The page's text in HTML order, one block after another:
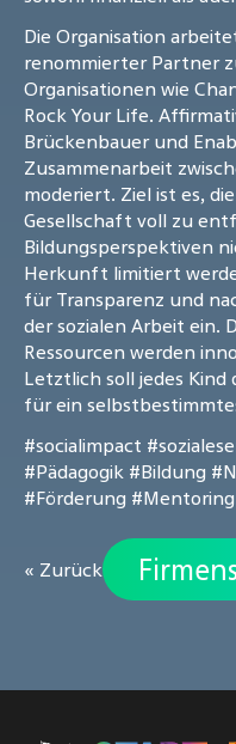
Die Organisation
renommierter Partner
Organisationen wie
Rock Your Life.
Brückenbauer und
Zusammenarbeit
moderiert. Ziel ist es,
Gesellschaft voll zu
Bildungsperspektiven
Herkunft limitiert
für Transparenz und
der sozialen Arbeit ein.
Ressourcen werden
Letztlich soll jedes
für ein
#socialimpact
#Pädagogik #Bildung
#Förderung #Mentoring
« Zurück